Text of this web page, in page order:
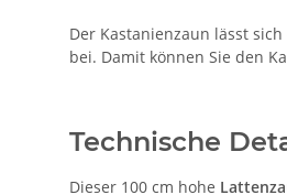
Der Kastanienzaun lässt
bei. Damit können Sie den
Technische
Dieser 100 cm hohe